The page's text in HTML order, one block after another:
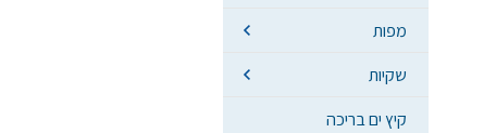
מפות
שקיות
קיץ ים בריכה